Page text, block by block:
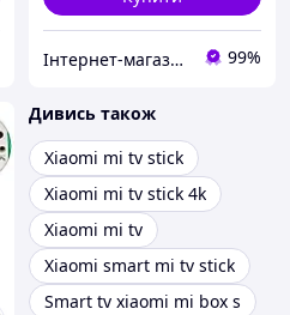
Інтернет-магазин T-port 99%
Дивись також
Xiaomi mi tv stick
Xiaomi mi tv stick 4k
Xiaomi mi tv
Xiaomi smart mi tv stick
Smart tv xiaomi mi box s